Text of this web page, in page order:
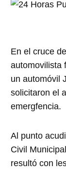
En el cruce
automovilista
un automóvil
solicitaron el
emergfencia.
Al punto
Civil
resultó con